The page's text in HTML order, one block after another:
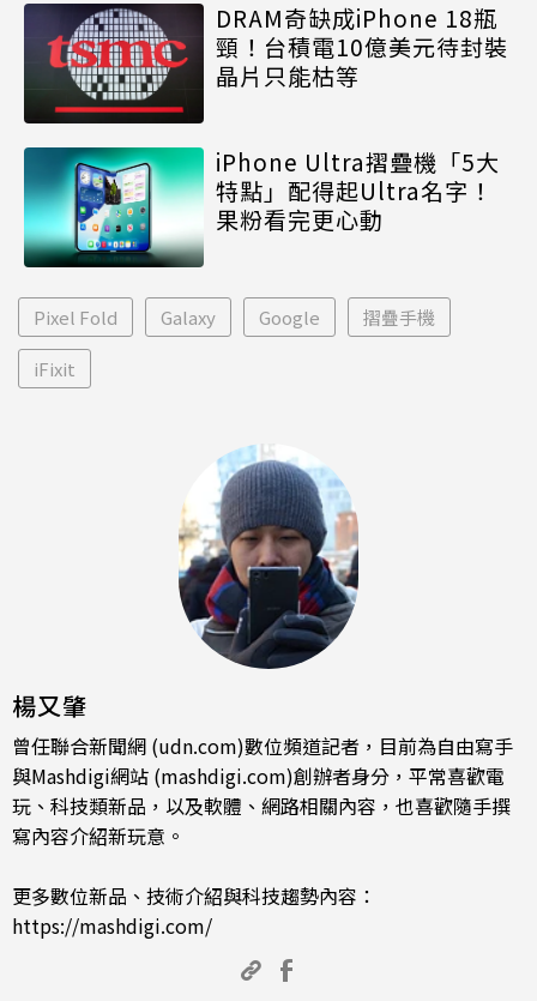
DRAM奇缺成iPhone 18瓶
頸！台積電10億美元待封裝
晶片只能枯等
iPhone Ultra摺疊機「5大
特點」配得起Ultra名字！
果粉看完更心動
Pixel Fold Galaxy Google 摺疊手機
iFixit
楊又肇
曾任聯合新聞網 (udn.com)數位頻道記者，目前為自由寫手
與Mashdigi網站 (mashdigi.com)創辦者身分，平常喜歡電
玩、科技類新品，以及軟體、網路相關內容，也喜歡隨手撰
寫內容介紹新玩意。
更多數位新品、技術介紹與科技趨勢內容：
https://mashdigi.com/